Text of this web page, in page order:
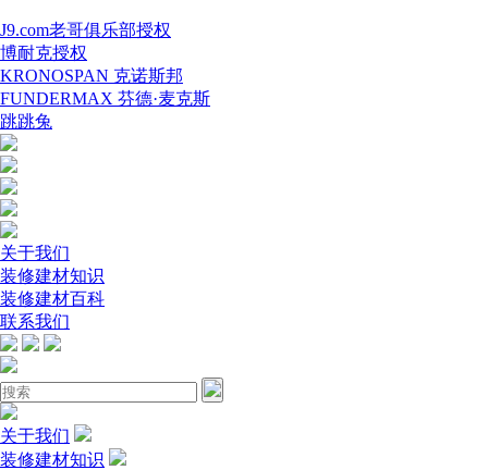
J9.com老哥俱乐部授权
博耐克授权
KRONOSPAN 克诺斯邦
FUNDERMAX 芬德·麦克斯
跳跳兔
关于我们
装修建材知识
装修建材百科
联系我们
关于我们
装修建材知识